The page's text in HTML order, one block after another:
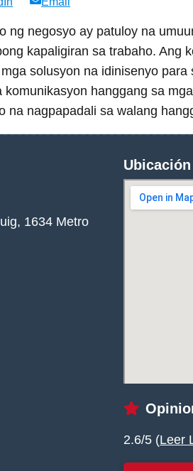
ng negosyo ay patuloy na
kapaligiran sa trabaho. Ang
solusyon na idinisenyo
hanggang sa
nagpapadali sa walang
1634 Metro
2.6/5 (Leer